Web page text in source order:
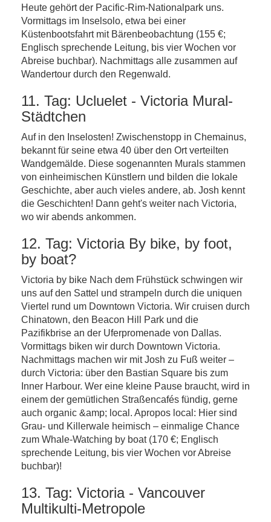
Heute gehört der Pacific-Rim-Nationalpark uns.
Vormittags im Inselsolo, etwa bei einer
Küstenbootsfahrt mit Bärenbeobachtung (155 €;
Englisch sprechende Leitung, bis vier Wochen vor
Abreise buchbar). Nachmittags alle zusammen auf
Wandertour durch den Regenwald.
11. Tag: Ucluelet - Victoria Mural-
Städtchen
Auf in den Inselosten! Zwischenstopp in Chemainus,
bekannt für seine etwa 40 über den Ort verteilten
Wandgemälde. Diese sogenannten Murals stammen
von einheimischen Künstlern und bilden die lokale
Geschichte, aber auch vieles andere, ab. Josh kennt
die Geschichten! Dann geht's weiter nach Victoria,
wo wir abends ankommen.
12. Tag: Victoria By bike, by foot,
by boat?
Victoria by bike Nach dem Frühstück schwingen wir
uns auf den Sattel und strampeln durch die uniquen
Viertel rund um Downtown Victoria. Wir cruisen durch
Chinatown, den Beacon Hill Park und die
Pazifikbrise an der Uferpromenade von Dallas.
Vormittags biken wir durch Downtown Victoria.
Nachmittags machen wir mit Josh zu Fuß weiter –
durch Victoria: über den Bastian Square bis zum
Inner Harbour. Wer eine kleine Pause braucht, wird in
einem der gemütlichen Straßencafés fündig, gerne
auch organic &amp; local. Apropos local: Hier sind
Grau- und Killerwale heimisch – einmalige Chance
zum Whale-Watching by boat (170 €; Englisch
sprechende Leitung, bis vier Wochen vor Abreise
buchbar)!
13. Tag: Victoria - Vancouver
Multikulti-Metropole